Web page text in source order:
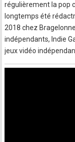
régulièrement la pop
longtemps été
2018 chez
indépendants, Indie
jeux vidéo